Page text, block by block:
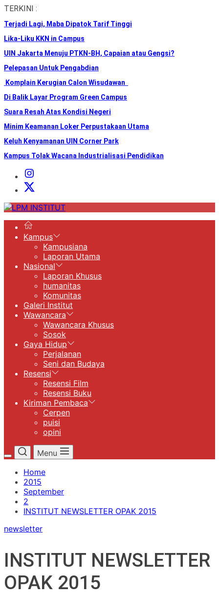
Skip
the
content
TERKINI :
Terjadi Lagi, Maba Dipatok Tarif Tinggi
Lika-Liku KKN in Campus
UIN Jakarta Menuju PTKN-BH, Capaian atau Gengsi?
Pelepasan Untuk Pengabdian
Komplain Kerugian Calon Wisudawan
Di Balik Layar Program Green Campus
Suara Resah Atas Kondisi Negeri
Minim Keamanan Loker Perpustakaan Utama
Keluh Kenyamanan UIN Corner Park
Kampus Tolak Wacana Industrialisasi Pendidikan
Instagram
Institut
X
LPM
Kampus
Kampusiana
Laporan Utama
Nasional
Laporan Khusus
humanitas
Komunitas
Galeri Institut
Wawancara
Wawancara Khusus
Sosok
Gaya Hidup
Perjalanan
Seni dan Budaya
Resensi
Resensi Film
Resensi Buku
Kiriman Pembaca
Cerpen
puisi
opini
Menu
Home
2015
September
2
INSTITUT NEWSLETTER OPAK 2015
newsletter
INSTITUT NEWSLETTER
OPAK 2015